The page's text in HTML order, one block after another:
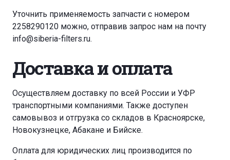
Уточнить применяемость запчасти с номером
2258290120 можно, отправив запрос нам на почту
info@siberia-filters.ru.
Доставка и оплата
Осуществляем доставку по всей России и УФР
транспортными компаниями. Также доступен
самовывоз и отгрузка со складов в Красноярске,
Новокузнецке, Абакане и Бийске.
Оплата для юридических лиц производится по